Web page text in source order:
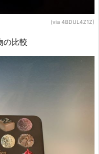
(via 4BDUL4Z1Z)
の比較